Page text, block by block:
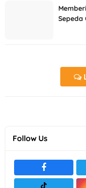
Sepeda
Follow Us